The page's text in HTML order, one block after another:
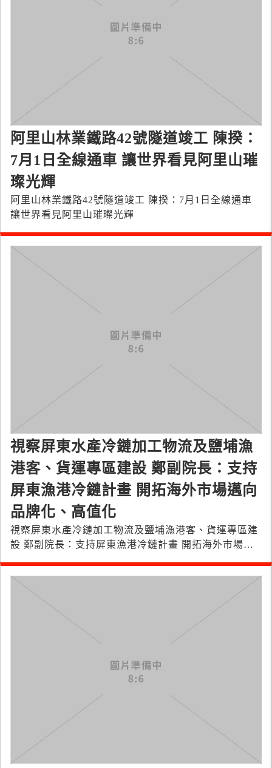
阿里山林業鐵路42號隧道竣工 陳揆：
7月1日全線通車 讓世界看見阿里山璀
璨光輝
阿里山林業鐵路42號隧道竣工 陳揆：7月1日全線通車
讓世界看見阿里山璀璨光輝
視察屏東水產冷鏈加工物流及鹽埔漁
港客、貨運專區建設 鄭副院長：支持
屏東漁港冷鏈計畫 開拓海外市場邁向
品牌化、高值化
視察屏東水產冷鏈加工物流及鹽埔漁港客、貨運專區建
設 鄭副院長：支持屏東漁港冷鏈計畫 開拓海外市場邁